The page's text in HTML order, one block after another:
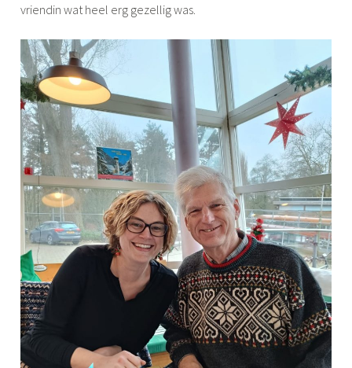
vriendin wat heel erg gezellig was.